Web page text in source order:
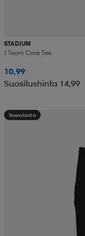
STADIUM
J Team Core Tee
10,99
Suositushinta 14,99
Teamhinta